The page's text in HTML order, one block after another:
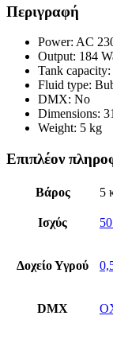
Περιγραφή
Power: AC
Output: 184
Tank
Fluid type:
DMX: No
Dimensions:
Weight: 5 kg
Επιπλέον
Βάρος 5
Ισχύς
Δοχείο Υγρού
DMX